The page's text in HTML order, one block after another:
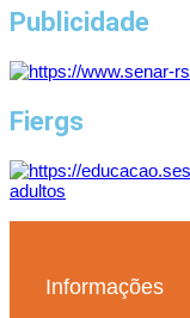
Publicidade
Fiergs
Informações